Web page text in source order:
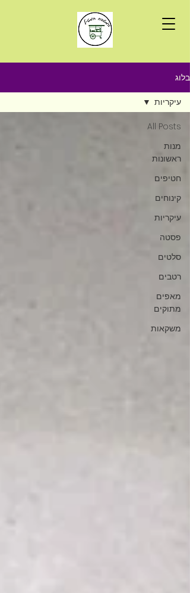
בלוג
All Posts
מנות
ראשונות
חטיפים
קינוחים
עיקריות
פסטה
סלטים
רטבים
מאפים
מתוקים
משקאות
עיקריות